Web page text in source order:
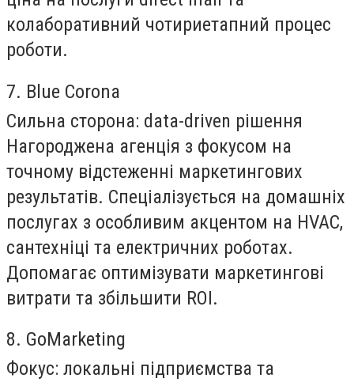
колаборативний чотириетапний процес
роботи.
7. Blue Corona
Сильна сторона: data-driven рішення
Нагороджена агенція з фокусом на
точному відстеженні маркетингових
результатів. Спеціалізується на домашніх
послугах з особливим акцентом на HVAC,
сантехніці та електричних роботах.
Допомагає оптимізувати маркетингові
витрати та збільшити ROI.
8. GoMarketing
Фокус: локальні підприємства та